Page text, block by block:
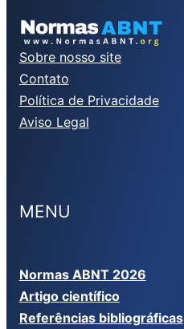
Sobre nosso site
Contato
Política de Privacidade
Aviso Legal
MENU
Normas ABNT 2026
Artigo científico
Referências bibliográficas